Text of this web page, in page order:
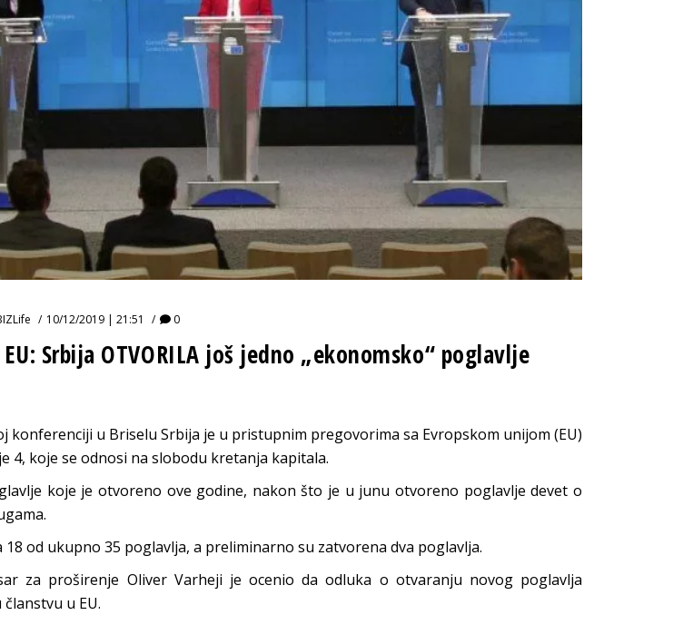
BIZLIFE WEEK
IZJAVA GODINE
10/12/2019 | 21:51 0
Srbija OTVORILA još jedno „ekonomsko“ poglavlje
konferenciji u Briselu Srbija je u pristupnim pregovorima sa Evropskom unijom (EU)
4, koje se odnosi na slobodu kretanja kapitala.
koje je otvoreno ove godine, nakon što je u junu otvoreno poglavlje devet o
od ukupno 35 poglavlja, a preliminarno su zatvorena dva poglavlja.
za proširenje Oliver Varheji je ocenio da odluka o otvaranju novog poglavlja
u EU.